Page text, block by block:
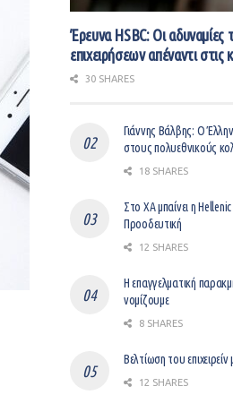
Έρευνα HSBC: Οι αδυναμίες
επιχειρήσεων απέναντι στις
30 SHARES
Γιάννης Βάλβης: O
στους πολυεθνικούς
18 SHARES
Στο ΧΑ μπαίνει η
Προοδευτική
12 SHARES
Η επαγγελματική
νομίζουμε
8 SHARES
Βελτίωση του
12 SHARES